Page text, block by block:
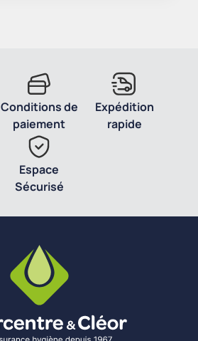
Conditions de
paiement
Expédition
rapide
Espace
Sécurisé